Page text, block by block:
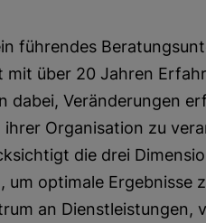
führendes
mit über 20 Jahren
dabei, Veränderungen
Organisation zu
die drei
um optimale Ergebnisse
an Dienstleistungen,